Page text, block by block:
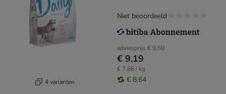
4 varianten
adviesprijs € 9,50
€ 9,19
€ 7,66 / kg
€ 8,64
Niet beoordeeld